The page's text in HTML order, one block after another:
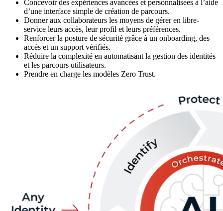
Concevoir des expériences avancées et personnalisées à l’aide
d’une interface simple de création de parcours.
Donner aux collaborateurs les moyens de gérer en libre-
service leurs accès, leur profil et leurs préférences.
Renforcer la posture de sécurité grâce à un onboarding, des
accès et un support vérifiés.
Réduire la complexité en automatisant la gestion des identités
et les parcours utilisateurs.
Prendre en charge les modèles Zero Trust.